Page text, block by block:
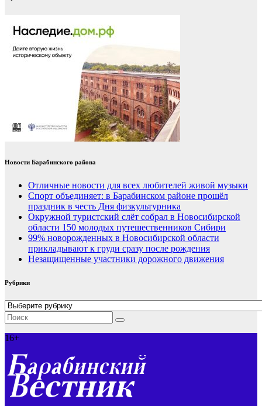
Новости Барабинского района
Отличные новости для всех любителей живой музыки
Спорт объединяет: в Барабинском районе прошёл
праздник в честь Дня физкультурника
Окружной туристский слёт собрал в Новосибирской
области 150 молодых путешественников Сибири
99% новорожденных в Новосибирской области
прикладывают к груди сразу после рождения
Незащищенные участники дорожного движения
Рубрики
Рубрики
16+